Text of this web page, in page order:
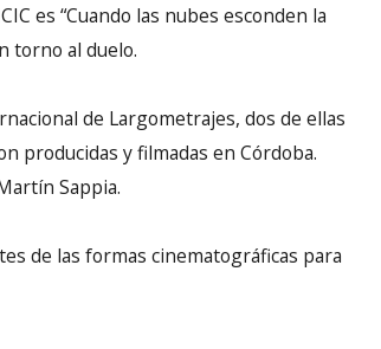
es “Cuando las nubes esconden la
torno al duelo.
de Largometrajes, dos de ellas
producidas y filmadas en Córdoba.
Sappia.
de las formas cinematográficas para